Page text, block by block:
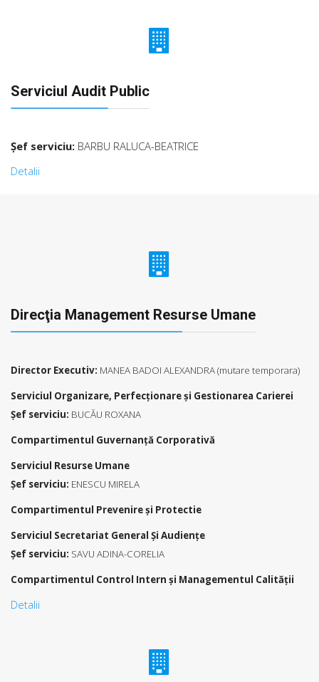
Serviciul Audit Public
Şef serviciu: BARBU RALUCA-BEATRICE
Detalii
Direcţia Management Resurse Umane
Director Executiv: MANEA BADOI ALEXANDRA (mutare temporara)
Serviciul Organizare, Perfecţionare și Gestionarea Carierei
Şef serviciu: BUCĂU ROXANA
Compartimentul Guvernanţă Corporativă
Serviciul Resurse Umane
Şef serviciu: ENESCU MIRELA
Compartimentul Prevenire şi Protectie
Serviciul Secretariat General Și Audienţe
Şef serviciu: SAVU ADINA-CORELIA
Compartimentul Control Intern și Managementul Calității
Detalii